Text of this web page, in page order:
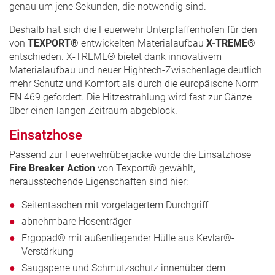
genau um jene Sekunden, die notwendig sind.
Deshalb hat sich die Feuerwehr Unterpfaffenhofen für den
von TEXPORT® entwickelten Materialaufbau X-TREME®
entschieden. X-TREME® bietet dank innovativem
Materialaufbau und neuer Hightech-Zwischenlage deutlich
mehr Schutz und Komfort als durch die europäische Norm
EN 469 gefordert. Die Hitzestrahlung wird fast zur Gänze
über einen langen Zeitraum abgeblock.
Einsatzhose
Passend zur Feuerwehrüberjacke wurde die Einsatzhose
Fire Breaker Action von Texport® gewählt,
herausstechende Eigenschaften sind hier:
Seitentaschen mit vorgelagertem Durchgriff
abnehmbare Hosenträger
Ergopad® mit außenliegender Hülle aus Kevlar®-
Verstärkung
Saugsperre und Schmutzschutz innenüber dem